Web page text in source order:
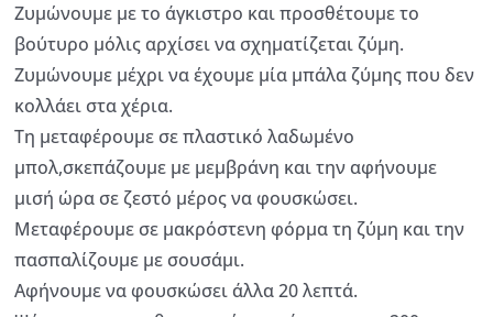
Ζυμώνουμε με το άγκιστρο και προσθέτουμε το
βούτυρο μόλις αρχίσει να σχηματίζεται ζύμη.
Ζυμώνουμε μέχρι να έχουμε μία μπάλα ζύμης που δεν
κολλάει στα χέρια.
Τη μεταφέρουμε σε πλαστικό λαδωμένο
μπολ,σκεπάζουμε με μεμβράνη και την αφήνουμε
μισή ώρα σε ζεστό μέρος να φουσκώσει.
Μεταφέρουμε σε μακρόστενη φόρμα τη ζύμη και την
πασπαλίζουμε με σουσάμι.
Αφήνουμε να φουσκώσει άλλα 20 λεπτά.